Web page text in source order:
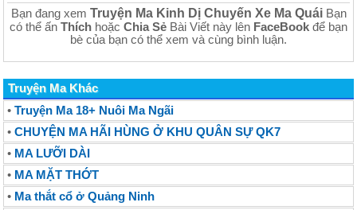
Bạn đang xem Truyện Ma Kinh Dị Chuyến Xe Ma QuáiBạn
có thể ấn Thích hoặc Chia Sẻ Bài Viết này lên FaceBook để bạn
bè của bạn có thể xem và cùng bình luận.
Truyện Ma Khác
• Truyện Ma 18+ Nuôi Ma Ngãi
• CHUYỆN MA HÃI HÙNG Ở KHU QUÂN SỰ QK7
• MA LƯỠI DÀI
• MA MẶT THỚT
• Ma thắt cổ ở Quảng Ninh